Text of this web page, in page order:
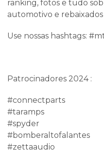
ranking, fotos e tudo
automotivo e
Use nossas hashtags:
Patrocinadores 2024 :
#connectparts
#taramps
#spyder
#bomberaltofalantes
#zettaaudio